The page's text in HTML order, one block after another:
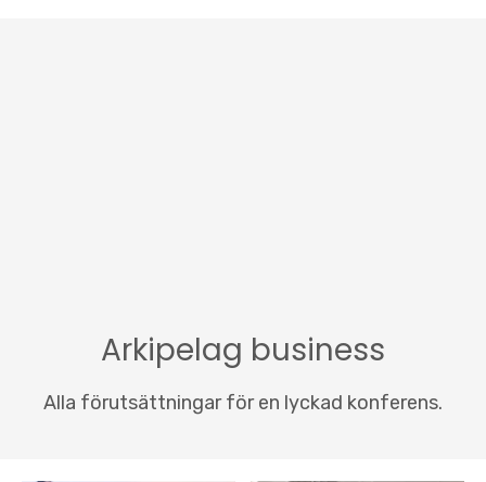
Arkipelag business
Alla förutsättningar för en lyckad konferens.